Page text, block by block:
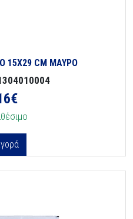
15Χ29 CM ΜΑΥΡΟ
€